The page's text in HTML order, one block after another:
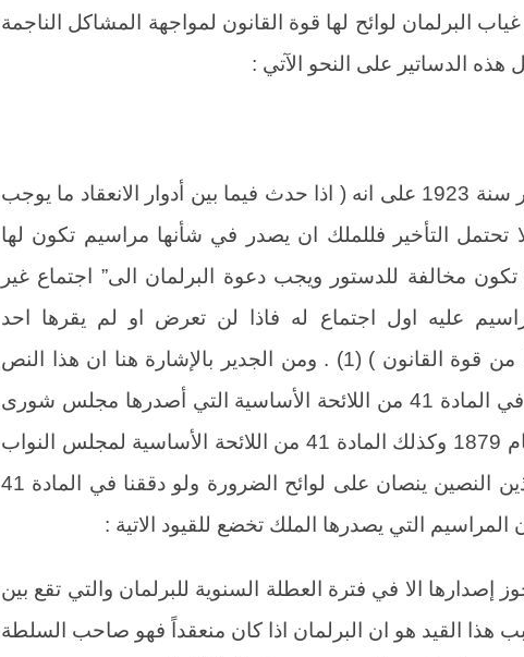
البرلمان لوائح لها قوة القانون لمواجهة المشاكل الناجمة
الدساتير على النحو الآتي :
نصت المادة 41 من دستور سنة 1923 على انه ( اذا حدث فيما بين أدوار الانعقاد ما يوجب
لا تحتمل التأخير فللملك ان يصدر في شأنها مراسيم تكون لها
مخالفة للدستور ويجب دعوة البرلمان الى” اجتماع غير
عليه اول اجتماع له فاذا لن تعرض او لم يقرها احد
المجلسين زال ما كان لها من قوة القانون ) (1) . ومن الجدير بالإشارة هنا ان هذا النص
الدستوري سبقه نص ورد في المادة 41 من اللائحة الأساسية التي أصدرها مجلس شورى
النواب بتاريخ 8 حزيران عام 1879 وكذلك المادة 41 من اللائحة الأساسية لمجلس النواب
الصادر سنة 1882 وكلا هذين النصين ينصان على لوائح الضرورة ولو دققنا في المادة 41
إصدارها الا في فترة العطلة السنوية للبرلمان والتي تقع بين
هذا القيد هو ان البرلمان اذا كان منعقداً فهو صاحب السلطة